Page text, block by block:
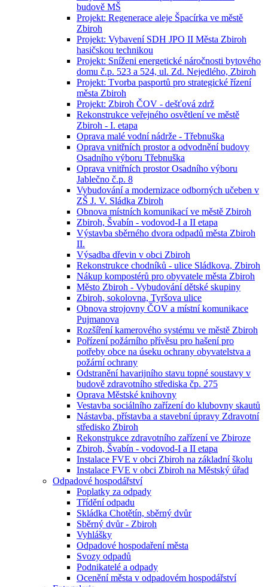
budově MŠ
Projekt: Regenerace aleje Špacírka ve městě
Zbiroh
Projekt: Vybavení SDH JPO II Města Zbiroh
hasičskou technikou
Projekt: Sníženi energetické náročnosti bytového
domu č.p. 523 a 524, ul. Zd. Nejedlého, Zbiroh
Projekt: Tvorba pasportů pro strategické řízení
města Zbiroh
Projekt: Zbiroh ČOV - dešťová zdrž
Rekonstrukce veřejného osvětlení ve městě
Zbiroh - I. etapa
Oprava malé vodní nádrže - Třebnuška
Oprava vnitřních prostor a odvodnění budovy
Osadního výboru Třebnuška
Oprava vnitřních prostor Osadního výboru
Jablečno č.p. 8
Vybudování a modernizace odborných učeben v
ZŠ J. V. Sládka Zbiroh
Obnova místních komunikací ve městě Zbiroh
Zbiroh, Švabín - vodovod-I a II etapa
Výstavba sběrného dvora odpadů města Zbiroh
II.
Výsadba dřevin v obci Zbiroh
Rekonstrukce chodníků - ulice Sládkova, Zbiroh
Nákup kompostérů pro obyvatele města Zbiroh
Město Zbiroh - Vybudování dětské skupiny
Zbiroh, sokolovna, Tyršova ulice
Obnova strojovny ČOV a místní komunikace
Pujmanova
Rozšíření kamerového systému ve městě Zbiroh
Pořízení požárního přívěsu pro hašení pro
potřeby obce na úseku ochrany obyvatelstva a
požární ochrany
Odstranění havarijního stavu topné soustavy v
budově zdravotního střediska čp. 275
Oprava Městské knihovny
Vestavba sociálního zařízení do klubovny skautů
Nástavba, přístavba a stavební úpravy Zdravotní
středisko Zbiroh
Rekonstrukce zdravotního zařízení ve Zbiroze
Zbiroh, Švabín - vodovod-I a II etapa
Instalace FVE v obci Zbiroh na základní školu
Instalace FVE v obci Zbiroh na Městský úřad
Odpadové hospodářství
Poplatky za odpady
Třídění odpadu
Skládka Chotětín, sběrný dvůr
Sběrný dvůr - Zbiroh
Vyhlášky
Odpadové hospodaření města
Svozy odpadů
Podnikatelé a odpady
Ocenění města v odpadovém hospodářství